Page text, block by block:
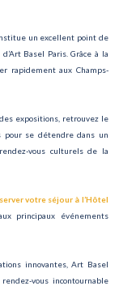
un excellent point de
Basel Paris. Grâce à la
rapidement aux Champs-
expositions, retrouvez le
pour se détendre dans un
vous culturels de la
votre séjour à l’Hôtel
principaux événements
innovantes, Art Basel
vous incontournable